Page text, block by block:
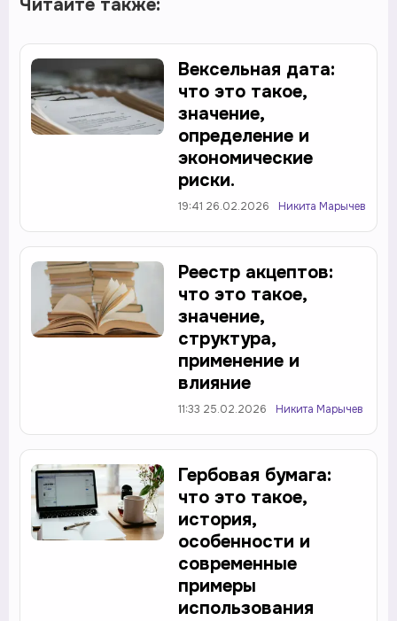
Читайте также:
Вексельная дата:
что это такое,
значение,
определение и
экономические
риски.
19:41 26.02.2026 Никита Марычев
Реестр акцептов:
что это такое,
значение,
структура,
применение и
влияние
11:33 25.02.2026 Никита Марычев
Гербовая бумага:
что это такое,
история,
особенности и
современные
примеры
использования